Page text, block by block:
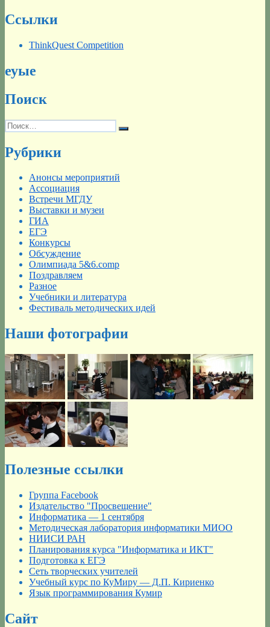
Ссылки
ThinkQuest Competition
еуые
Поиск
Искать:
Поиск
Рубрики
Анонсы мероприятий
Ассоциация
Встречи МГДУ
Выставки и музеи
ГИА
ЕГЭ
Конкурсы
Обсуждение
Олимпиада 5&6.comp
Поздравляем
Разное
Учебники и литература
Фестиваль методических идей
Наши фотографии
Полезные ссылки
Группа Facebook
Издательство "Просвещение"
Информатика — 1 сентября
Методическая лаборатория информатики МИОО
НИИСИ РАН
Планирования курса "Информатика и ИКТ"
Подготовка к ЕГЭ
Сеть творческих учителей
Учебный курс по КуМиру — Д.П. Кириенко
Язык программирования Кумир
Сайт